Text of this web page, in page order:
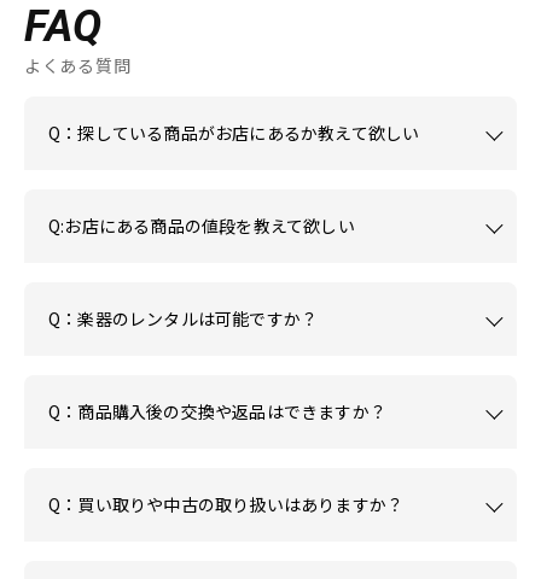
FAQ
よくある質問
Q：探している商品がお店にあるか教えて欲しい
Q:お店にある商品の値段を教えて欲しい
Q：楽器のレンタルは可能ですか？
Q：商品購入後の交換や返品はできますか？
Q：買い取りや中古の取り扱いはありますか？